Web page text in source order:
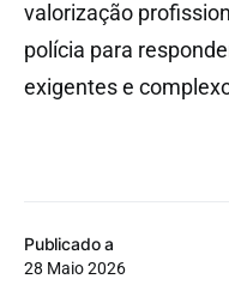
Publicado a
28 Maio 2026
valorização
polícia para
exigentes e